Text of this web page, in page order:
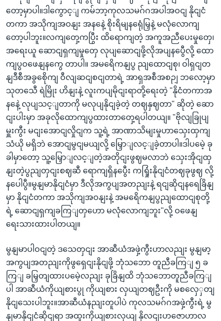
တော့မှာပါ။ဒါကွောင့ျ ကမ်ဘာ့ကုလသမဂ်ဂအပါအဝငျ နိုငျငံ
တကာ အသိုကျအဝနျး အနနေဲ့ စိုးရိမျနရေုံမြှနဲ့ မလုံလောကျ
တော့ပါဘူး။လကျတှေ့ကပြွီး ထိရောကျတဲ့ အကူအညီပေးမှုတှေ၊
အရေးယူ ဆောငျရှကျမှုတှေ လုပျဆောငျဖို့လိုအပျနပွေီလို့ ထော
ကျပွဝဖေနျနကွေ တာပါ။ အမရေိကနျပွ ညျထောငျစု၊ ဝါရှငျတ
နျဒီစီအခွစေိုကျ ဝီလျဆငျစငျတာရဲ့ အာရှအစီအစဉျ ဘလော့မှာ
သုတသေီ ရဲမြိုး ဟိနျးနဲ့ လူးကပျမိုငျးရာတို့ရေးတဲ့ "နိုငံတကာအ
နနေဲ့ လုပျသင့ျတာကို မလုပျနိုငျခဲ့တဲ့ တဈနှဈတာ" ဆိုတဲ့ ဆော
ငျးပါးမှာ အခုလိုထောကျပွထားတာတှေ့ရပါတယျ။ "ဗိုလျခြုပျ
မှူးကွီး မငျးအောငျလှိုငျက သူ့ရဲ့ အာဏာသိမျးမှုဟာသှေးထှကျ
သံယို မရှိဘဲ အောငျမွငျမယျလို့ မြှောျလင့ျခဲ့တာပါ။ဒါပမေဲ့ ခု
ခါမှာတော့ သူ့မြှောျလင့ျတဲ့အတိုငျးဖွဈမလာဘဲ သှေးအိုငျထှ
နျးတဲ့ပွညျတှငျးစဈဆီ ရောကျရှိနပွေီး ကရြှုံးနိုငျငံတဈခုဖွဈ လို့
နပေါပွီ။မွနျမာနိုငျငံမှာ ဒီလိုအကွပျအတညျးနဲ့ ရငျဆိုငျနရေခြိနျ
မှာ နိုငျငံတကာ အသိုကျအဝနျးနဲ့ အမရေိကနျပွညျထောငျစုတို့
ရဲ့ ဆောငျရှကျခကြျတှဟော မလုံလောကျဘူး"လို့ ဝဖေနျ
ရေးသားထားပါတယျ။
မွနျမာပါဝငျတဲ့ ဒသေတှငျး အာဆီယံအဖှဲ့ကွီးဟာလညျး မွနျမာ့
အကွပျအတညျးကိုဖွရှေငျးနိုငျဖို့ ဘုံသဘော တူညီခကြျ ၅ ခ
ကြျ ခမြှတျထားပမေဲ့လညျး ခုခြိနျထိ ဘုံသဘောတူညီခကြျ
ပါ အာဆီယံကိုယျစားပွု ကိုယျစား လှယျတဈဦးကို မစလှေှတျ
နိုငျသေးပါဘူး။အာဆီယံနညျးတူပါပဲ ကုလသမဂ်ဂအဖှဲ့ကွီးရဲ့ မွ
နျမာနိုငျငံဆိုငျရာ အထူးကိုယျစားလှယျ နိုလငျးဟဇောဟာလ